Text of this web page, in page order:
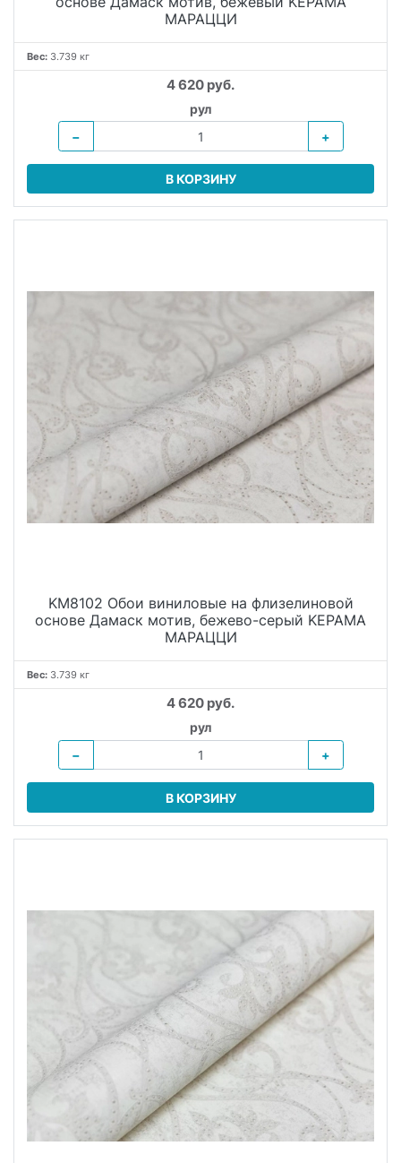
МАРАЦЦИ
Вес: 3.739 кг
4 620 руб.
рул
−
+
В КОРЗИНУ
KM8102 Обои виниловые на флизелиновой
основе Дамаск мотив, бежево-серый KЕРАМА
МАРАЦЦИ
Вес: 3.739 кг
4 620 руб.
рул
−
+
В КОРЗИНУ